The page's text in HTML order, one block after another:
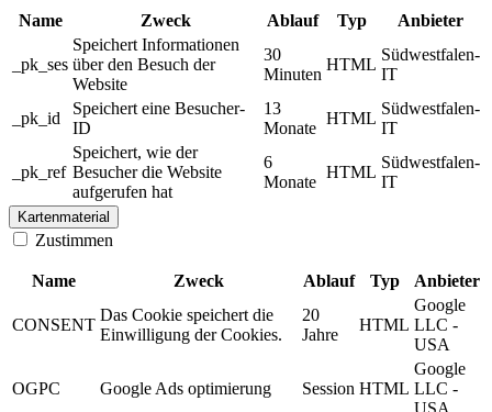
Name Zweck Ablauf Typ Anbieter
_pk_ses
Speichert Informationen
über den Besuch der
Website
30
Minuten
HTML
Südwestfalen-
IT
_pk_id
Speichert eine Besucher-
ID
13
Monate
HTML
Südwestfalen-
IT
_pk_ref
Speichert, wie der
Besucher die Website
aufgerufen hat
6
Monate
HTML
Südwestfalen-
IT
Kartenmaterial
Zustimmen
Name Zweck Ablauf Typ Anbieter
CONSENT
Das Cookie speichert die
Einwilligung der Cookies.
20
Jahre
HTML
Google
LLC -
USA
OGPC Google Ads optimierung Session HTML
Google
LLC -